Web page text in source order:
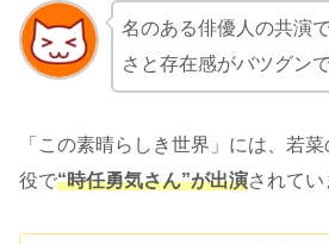
名のある俳優人の共演
さと存在感がバツグン
「この素晴らしき世界」には、若
役で“時任勇気さん”が出演されてい